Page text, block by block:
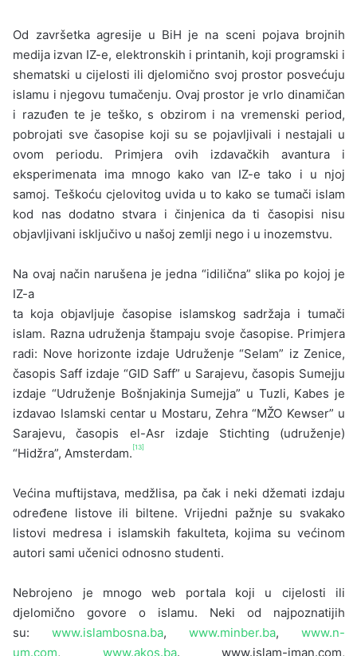
Od završetka agresije u BiH je na sceni pojava brojnih
medija izvan IZ-e, elektronskih i printanih, koji programski i
shematski u cijelosti ili djelomično svoj prostor posvećuju
islamu i njegovu tumačenju. Ovaj prostor je vrlo dinamičan
i razuđen te je teško, s obzirom i na vremenski period,
pobrojati sve časopise koji su se pojavljivali i nestajali u
ovom periodu. Primjera ovih izdavačkih avantura i
eksperimenata ima mnogo kako van IZ-e tako i u njoj
samoj. Teškoću cjelovitog uvida u to kako se tumači islam
kod nas dodatno stvara i činjenica da ti časopisi nisu
objavljivani isključivo u našoj zemlji nego i u inozemstvu.
Na ovaj način narušena je jedna “idilična” slika po kojoj je
IZ-a
ta koja objavljuje časopise islamskog sadržaja i tumači
islam. Razna udruženja štampaju svoje časopise. Primjera
radi: Nove horizonte izdaje Udruženje “Selam” iz Zenice,
časopis Saff izdaje “GID Saff” u Sarajevu, časopis Sumejju
izdaje “Udruženje Bošnjakinja Sumejja” u Tuzli, Kabes je
izdavao Islamski centar u Mostaru, Zehra “MŽO Kewser” u
Sarajevu, časopis el-Asr izdaje Stichting (udruženje)
“Hidžra”, Amsterdam. [13]
Većina muftijstava, medžlisa, pa čak i neki džemati izdaju
određene listove ili biltene. Vrijedni pažnje su svakako
listovi medresa i islamskih fakulteta, kojima su većinom
autori sami učenici odnosno studenti.
Nebrojeno je mnogo web portala koji u cijelosti ili
djelomično govore o islamu. Neki od najpoznatijih
su:www.islambosna.ba,www.minber.ba, www.n-
um.com, www.akos.ba. www.islam-iman.com,